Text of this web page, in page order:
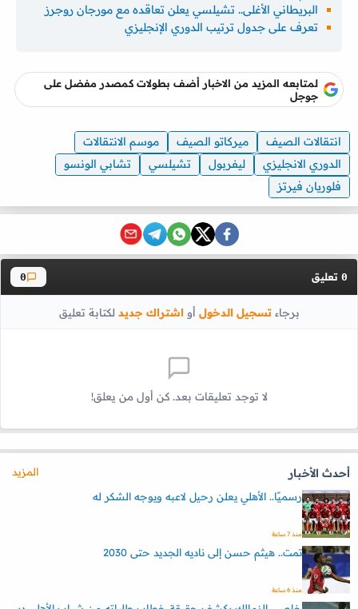
البريطاني الأغلى.. تشيلسي يعلن تعاقده مع مورجان روجرز
تعرف على جدول ترتيب الدوري الإنجليزي
لمتابعه المزيد من الاخبار أضف بطولات كمصدر مفضل على
جوجل
انتقالات الصيف ميركاتو الصيف
موسم الانتقالات
الدوري الانجليزي
ليفربول تشيلسي
تشابي الونسو
فلوريان فيرتز
0 تعليق 0
برجاءتسجيل الدخول أواشتراك جديد لكتابة تعليق
لا توجد تعليقات بعد. كن أول من يعلق!
أحدث الأخبار
المزيد
رسميًا.. الأهلي يعلن رحيل لاعبه ويوجه الشكر له
منذ 7 ساعة
تمت.. هيثم حسن إلى ناديه الجديد حتى 2030
منذ 6 ساعة